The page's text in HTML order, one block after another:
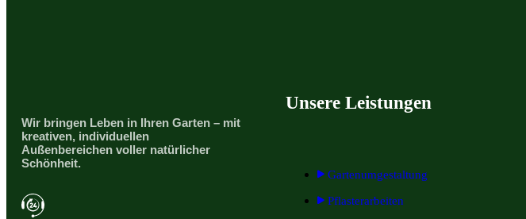
Wir bringen Leben in Ihren Garten – mit
kreativen, individuellen
Außenbereichen voller natürlicher
Schönheit.
Unsere Leistungen
Gartenumgestaltung
Pflasterarbeiten